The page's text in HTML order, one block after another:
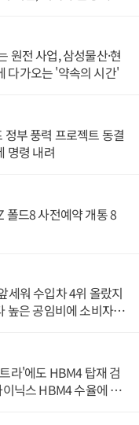
원전 사업, 삼성물산·현
다가오는 '약속의 시간'
부 풍력 프로젝트 동결
명령 내려
폴드8 사전예약 개통 8
세워 수입차 4위 올랐지
높은 공임비에 소비자
라'에도 HBM4 탑재 검
이닉스 HBM4 수율에 주